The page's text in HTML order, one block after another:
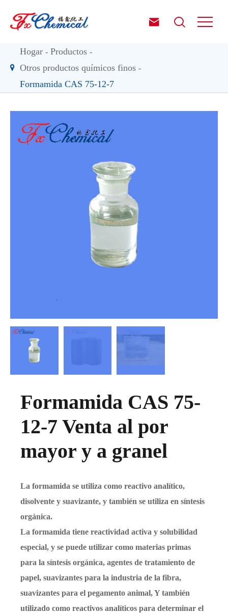
 
Hogar
Productos
Otros productos químicos finos
Formamida CAS 75-12-7
Formamida CAS 75-
12-7 Venta al por
mayor y a granel
La formamida se utiliza como reactivo analítico,
disolvente y suavizante, y también se utiliza en síntesis
orgánica.
La formamida tiene reactividad activa y solubilidad
especial, y se puede utilizar como materias primas
para la síntesis orgánica, agentes de tratamiento de
papel, suavizantes para la industria de la fibra,
suavizantes para el pegamento animal, Y también
utilizado como reactivos analíticos para determinar el